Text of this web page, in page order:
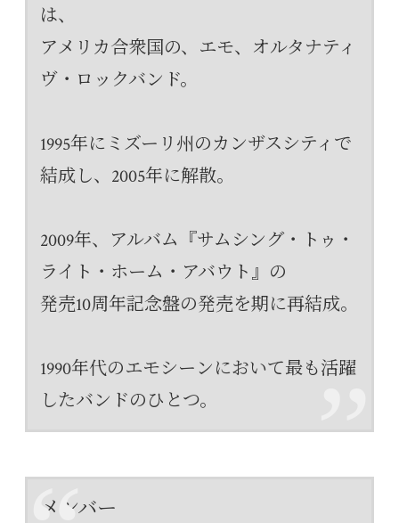
は、
アメリカ合衆国の、エモ、オルタナティ
ヴ・ロックバンド。
1995年にミズーリ州のカンザスシティで
結成し、2005年に解散。
2009年、アルバム『サムシング・トゥ・
ライト・ホーム・アバウト』の
発売10周年記念盤の発売を期に再結成。
1990年代のエモシーンにおいて最も活躍
したバンドのひとつ。
メンバー